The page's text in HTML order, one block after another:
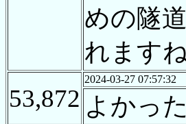
めの隧
れますね
53,872
2024-03-27 07:57:32
よかっ